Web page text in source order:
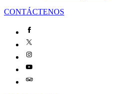
CONTÁCTENOS